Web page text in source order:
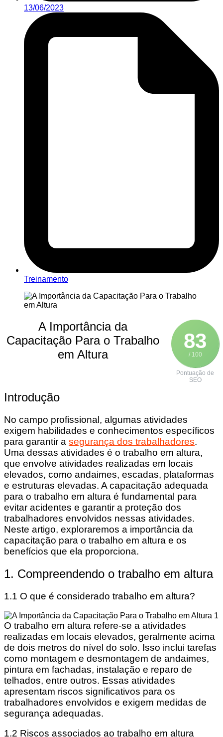
13/06/2023
Treinamento
83
/ 100
Pontuação de
SEO
A Importância da
Capacitação Para o Trabalho
em Altura
Introdução
No campo profissional, algumas atividades
exigem habilidades e conhecimentos específicos
para garantir a segurança dos trabalhadores.
Uma dessas atividades é o trabalho em altura,
que envolve atividades realizadas em locais
elevados, como andaimes, escadas, plataformas
e estruturas elevadas. A capacitação adequada
para o trabalho em altura é fundamental para
evitar acidentes e garantir a proteção dos
trabalhadores envolvidos nessas atividades.
Neste artigo, exploraremos a importância da
capacitação para o trabalho em altura e os
benefícios que ela proporciona.
1. Compreendendo o trabalho em altura
1.1 O que é considerado trabalho em altura?
O trabalho em altura refere-se a atividades
realizadas em locais elevados, geralmente acima
de dois metros do nível do solo. Isso inclui tarefas
como montagem e desmontagem de andaimes,
pintura em fachadas, instalação e reparo de
telhados, entre outros. Essas atividades
apresentam riscos significativos para os
trabalhadores envolvidos e exigem medidas de
segurança adequadas.
1.2 Riscos associados ao trabalho em altura